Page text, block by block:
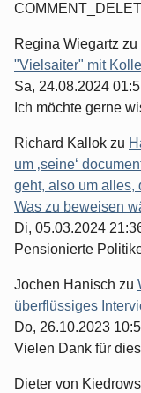
Regina Wiegartz zu
"Vielsaiter" mit
Sa, 24.08.2024
Ich möchte gerne
Richard Kallok zu
um ‚seine‘
geht, also um alles,
Was zu beweisen
Di, 05.03.2024
Pensionierte
Jochen Hanisch zu
überflüssiges
Do, 26.10.2023
Vielen Dank für
Dieter von